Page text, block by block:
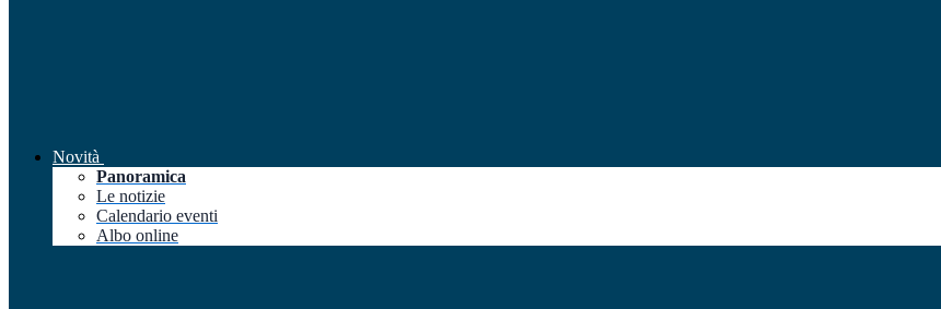
Novità
Panoramica
Le notizie
Calendario eventi
Albo online